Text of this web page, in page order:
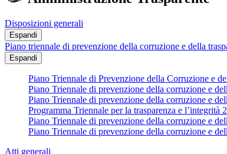
Disposizioni generali
Espandi
Piano triennale di prevenzione della corruzione e della
Espandi
Piano Triennale di Prevenzione della Corruzione e
Piano Triennale di prevenzione della corruzione e
Piano Triennale di prevenzione della corruzione e
Programma Triennale per la trasparenza e l’integrità
Piano Triennale di prevenzione della corruzione e
Piano Triennale di prevenzione della corruzione e
Atti generali